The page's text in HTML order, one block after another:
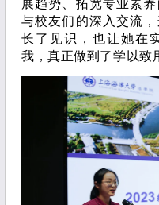
展趋势、拓宽专业素
与校友们的深入交流
长了见识，也让她在
我，真正做到了学以致